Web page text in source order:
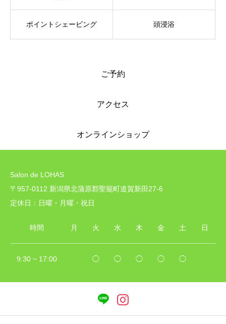
ポイントシェービング 頭浸浴
ご予約
アクセス
オンラインショップ
Salon de LOHAS
〒957-0112 新潟県北蒲原郡聖籠町道賀新田27-6
定休日：日曜・月曜・祝日
時間 月 火 水 木 金 土 日
9:30 ~ 17:00 ◯ ◯ ◯ ◯ ◯